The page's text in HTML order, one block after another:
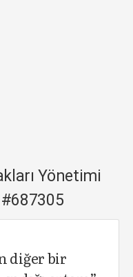
Yönetimi
#687305
diğer bir